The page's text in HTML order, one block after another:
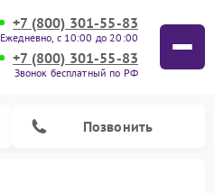
+7 (800) 301-55-83
Ежедневно, с 10:00 до 20:00
+7 (800) 301-55-83
Звонок бесплатный по РФ
Позвонить